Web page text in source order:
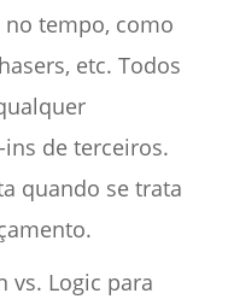
no tempo, como
etc. Todos
de terceiros.
quando se trata
vs. Logic para